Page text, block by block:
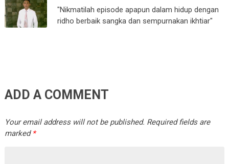
"Nikmatilah episode apapun dalam hidup dengan
ridho berbaik sangka dan sempurnakan ikhtiar"
ADD A COMMENT
Your email address will not be published. Required fields are
marked *